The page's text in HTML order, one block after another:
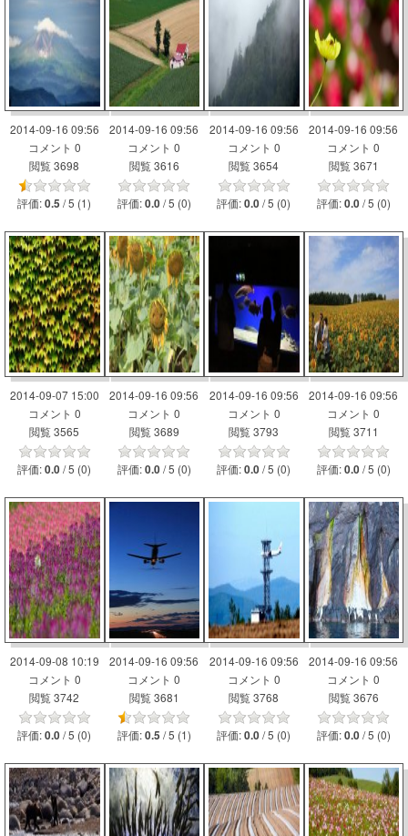
2014-09-16 09:56
コメント 0
閲覧 3698
評価:0.5 / 5 (1)
2014-09-16 09:56
コメント 0
閲覧 3616
評価:0.0 / 5 (0)
2014-09-16 09:56
コメント 0
閲覧 3654
評価:0.0 / 5 (0)
2014-09-16 09:56
コメント 0
閲覧 3671
評価:0.0 / 5 (0)
2014-09-07 15:00
コメント 0
閲覧 3565
評価:0.0 / 5 (0)
2014-09-16 09:56
コメント 0
閲覧 3689
評価:0.0 / 5 (0)
2014-09-16 09:56
コメント 0
閲覧 3793
評価:0.0 / 5 (0)
2014-09-16 09:56
コメント 0
閲覧 3711
評価:0.0 / 5 (0)
2014-09-08 10:19
コメント 0
閲覧 3742
評価:0.0 / 5 (0)
2014-09-16 09:56
コメント 0
閲覧 3681
評価:0.5 / 5 (1)
2014-09-16 09:56
コメント 0
閲覧 3768
評価:0.0 / 5 (0)
2014-09-16 09:56
コメント 0
閲覧 3676
評価:0.0 / 5 (0)